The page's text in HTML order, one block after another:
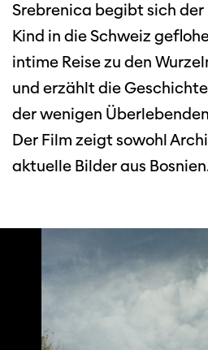
Srebrenica begibt sich der
Kind in die Schweiz
intime Reise zu den
und erzählt die
der wenigen
Der Film zeigt sowohl
aktuelle Bilder aus